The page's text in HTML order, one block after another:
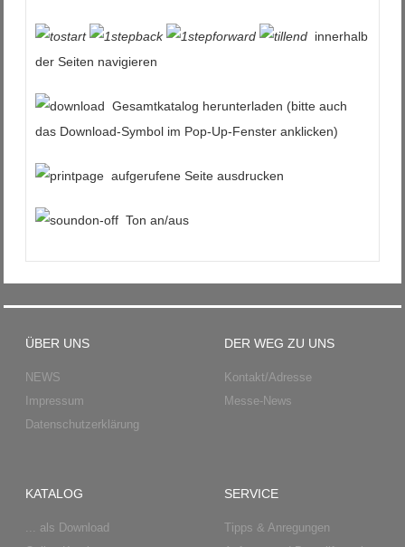
innerhalb
der Seiten navigieren
Gesamtkatalog herunterladen (bitte auch
das Download-Symbol im Pop-Up-Fenster anklicken)
aufgerufene Seite ausdrucken
Ton an/aus
ÜBER UNS
NEWS
Impressum
Datenschutzerklärung
DER WEG ZU UNS
Kontakt/Adresse
Messe-News
KATALOG
... als Download
SERVICE
Tipps & Anregungen